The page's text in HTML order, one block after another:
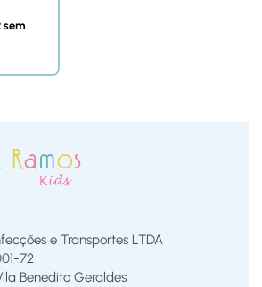
sem
e Transportes LTDA
72
Benedito Geraldes